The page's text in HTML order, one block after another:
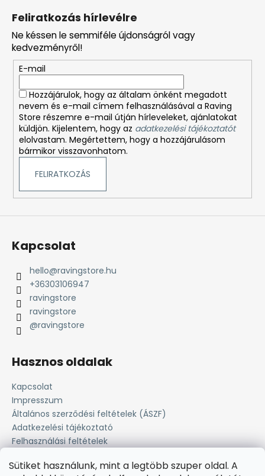
Sütiket használunk, mint a legtöbb szuper oldal. A
Feliratkozás hírlevélre
Ne késsen le semmiféle újdonságról vagy
kedvezményről!
E-mail
Hozzájárulok, hogy az általam önként megadott
nevem és e-mail címem felhasználásával a Raving
Store részemre e-mail útján hírleveleket, ajánlatokat
küldjön. Kijelentem, hogy az adatkezelési tájékoztatót
elolvastam. Megértettem, hogy a hozzájárulásom
bármikor visszavonhatom.
FELIRATKOZÁS
Kapcsolat
hello@ravingstore.hu
+36303106947
ravingstore
ravingstore
@ravingstore
Hasznos oldalak
Kapcsolat
Impresszum
Általános szerződési feltételek (ÁSZF)
Adatkezelési tájékoztató
Felhasználási feltételek
Fizetési lehetőség